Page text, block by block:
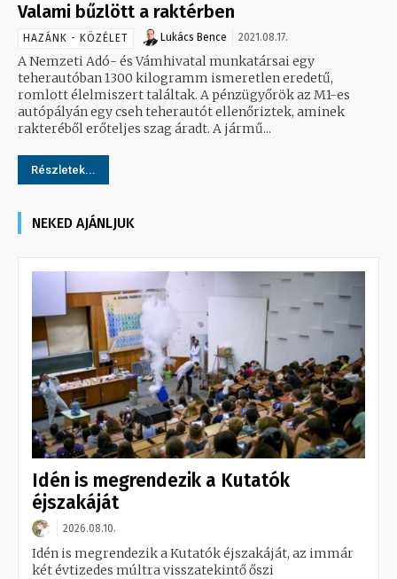
Valami bűzlött a raktérben
HAZÁNK - KÖZÉLET Lukács Bence 2021.08.17.
A Nemzeti Adó- és Vámhivatal munkatársai egy
teherautóban 1300 kilogramm ismeretlen eredetű,
romlott élelmiszert találtak. A pénzügyőrök az M1-es
autópályán egy cseh teherautót ellenőriztek, aminek
rakteréből erőteljes szag áradt. A jármű...
Részletek...
NEKED AJÁNLJUK
Idén is megrendezik a Kutatók
éjszakáját
2026.08.10.
Idén is megrendezik a Kutatók éjszakáját, az immár
két évtizedes múltra visszatekintő őszi